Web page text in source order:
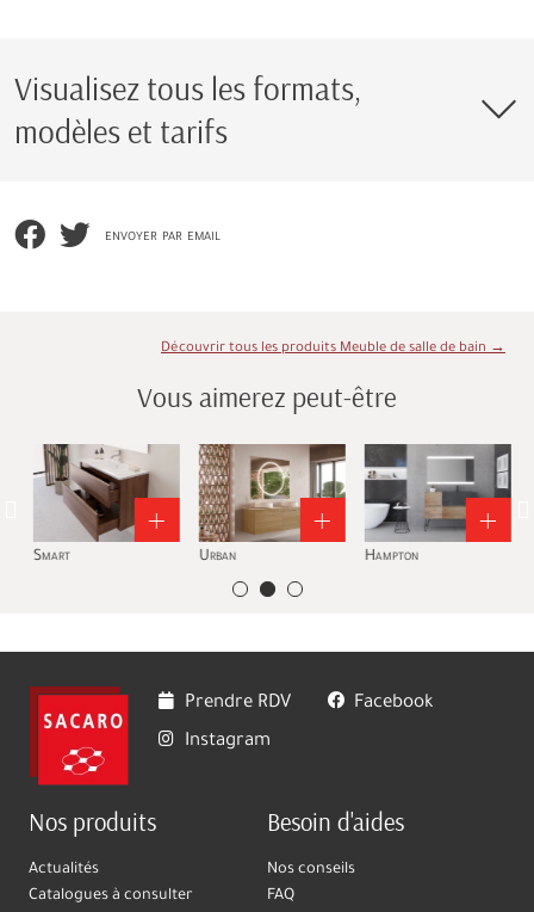
Visualisez tous les formats,
modèles et tarifs
envoyer par email
Découvrir tous les produits Meuble de salle de bain →
Vous aimerez peut-être
Smart Urban Hampton
Prendre RDV
Facebook
Instagram
Nos produits
Actualités
Catalogues à consulter
Besoin d'aides
Nos conseils
FAQ